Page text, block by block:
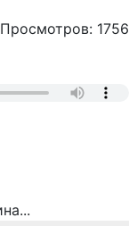
Просмотров: 1756